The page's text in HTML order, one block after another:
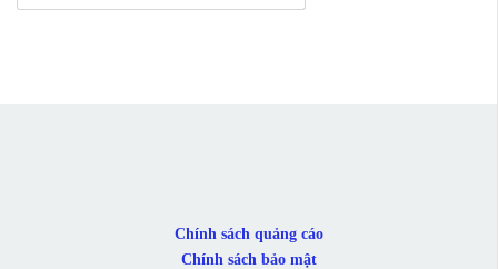
Chính sách quảng cáo
Chính sách bảo mật